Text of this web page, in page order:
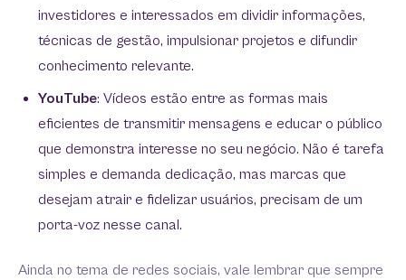
investidores e interessados em dividir informações,
técnicas de gestão, impulsionar projetos e difundir
conhecimento relevante.
YouTube: Vídeos estão entre as formas mais
eficientes de transmitir mensagens e educar o público
que demonstra interesse no seu negócio. Não é tarefa
simples e demanda dedicação, mas marcas que
desejam atrair e fidelizar usuários, precisam de um
porta-voz nesse canal.
Ainda no tema de redes sociais, vale lembrar que sempre